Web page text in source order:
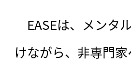
EASEは、メンタ
けながら、非専門